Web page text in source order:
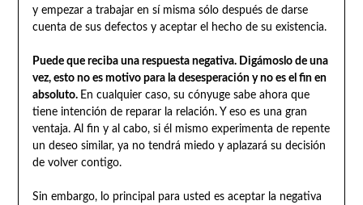
y empezar a trabajar en sí misma sólo después de darse
cuenta de sus defectos y aceptar el hecho de su existencia.
Puede que reciba una respuesta negativa. Digámoslo de una
vez, esto no es motivo para la desesperación y no es el fin en
absoluto. En cualquier caso, su cónyuge sabe ahora que
tiene intención de reparar la relación. Y eso es una gran
ventaja. Al fin y al cabo, si él mismo experimenta de repente
un deseo similar, ya no tendrá miedo y aplazará su decisión
de volver contigo.
Sin embargo, lo principal para usted es aceptar la negativa